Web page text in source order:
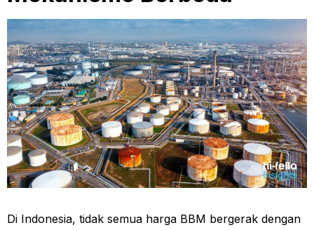
Di Indonesia, tidak semua harga BBM bergerak dengan